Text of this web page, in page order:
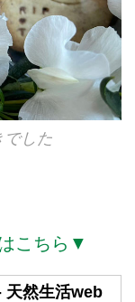
でした
こちら▼
天然生活web